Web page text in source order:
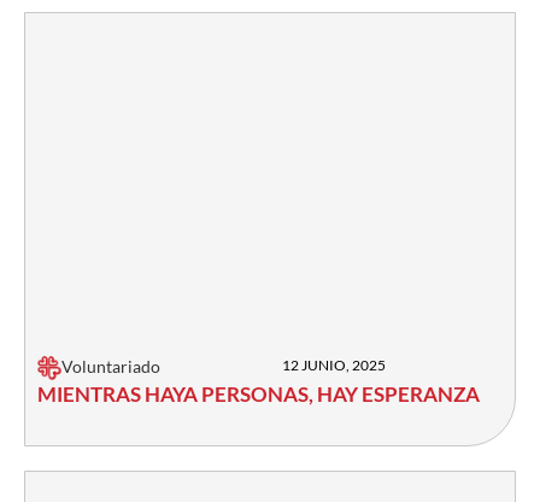
Voluntariado 12 JUNIO, 2025
MIENTRAS HAYA PERSONAS, HAY ESPERANZA